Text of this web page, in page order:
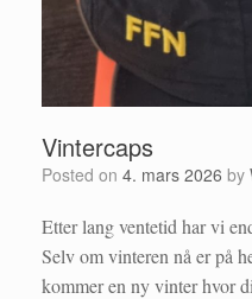
Vintercaps
Posted on 4. mars 2026 by
Etter lang ventetid har vi
Selv om vinteren nå er på
kommer en ny vinter hvor